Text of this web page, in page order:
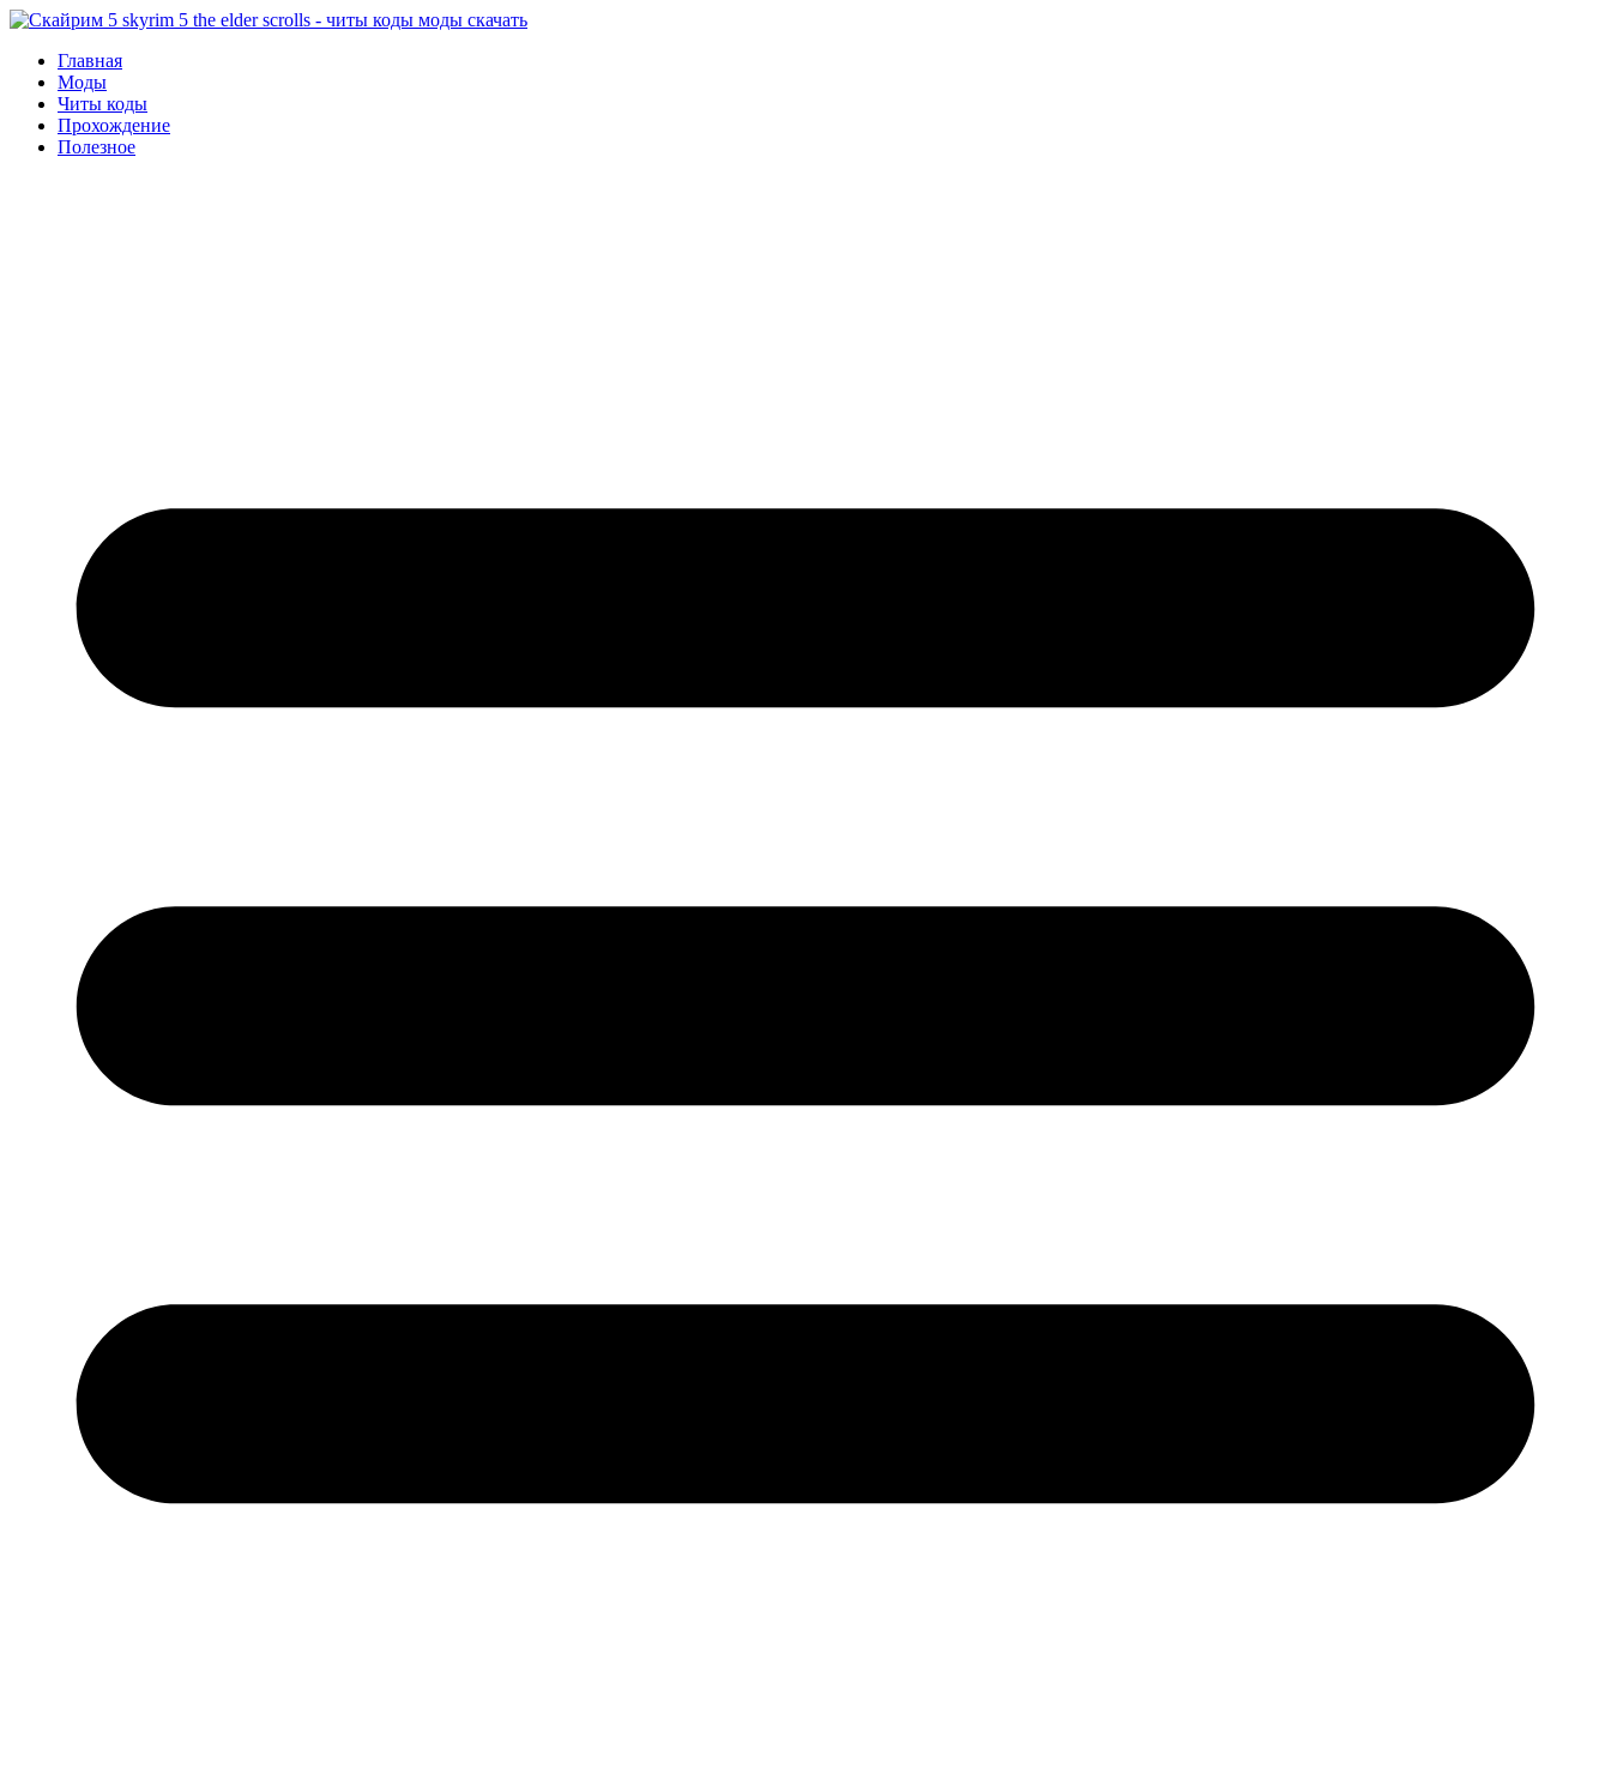
Перейти
содержимому
Главная
Моды
Читы коды
Прохождение
Полезное